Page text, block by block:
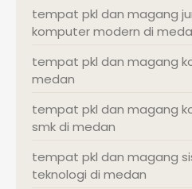
tempat pkl dan magang
komputer modern di
tempat pkl dan magang
medan
tempat pkl dan magang
smk di medan
tempat pkl dan magang
teknologi di medan